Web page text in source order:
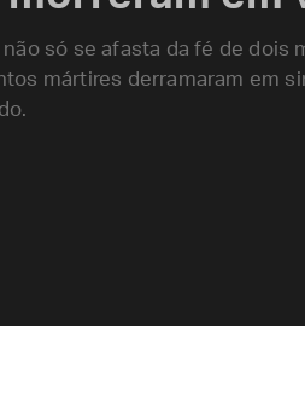
só se afasta da fé de dois
mártires derramaram em